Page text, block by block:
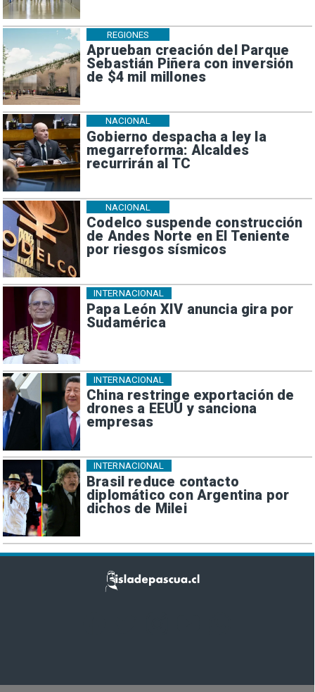
Aprueban creación del Parque
Sebastián Piñera con inversión
de $4 mil millones
REGIONES
Gobierno despacha a ley la
megarreforma: Alcaldes
recurrirán al TC
NACIONAL
Codelco suspende construcción
de Andes Norte en El Teniente
por riesgos sísmicos
NACIONAL
Papa León XIV anuncia gira por
Sudamérica
INTERNACIONAL
China restringe exportación de
drones a EEUU y sanciona
empresas
INTERNACIONAL
Brasil reduce contacto
diplomático con Argentina por
dichos de Milei
INTERNACIONAL